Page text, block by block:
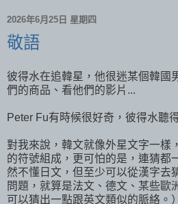
2026年6月25日 星期四
敬語
彼得水在追韓星，他很迷某個韓國
們的商品、看他們的影片...
Peter Fu有時候很好奇，彼得水聽
對我來說，韓文就像外星文字一樣
的符號組成，更可怕的是，連猜都
然不懂日文，但至少可以從漢字去
問題，就算是法文、德文、某些歐
可以猜出一點跟英文類似的脈絡。）